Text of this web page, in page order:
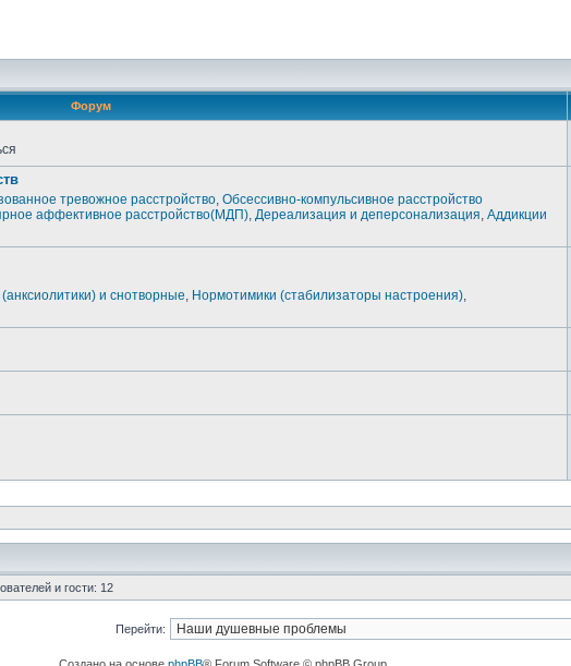
Форум
тревожное расстройство,Обсессивно-компульсивное расстройство
аффективное расстройство(МДП),Дереализация и деперсонализация,Аддикции
и снотворные, Нормотимики (стабилизаторы настроения),
и гости: 12
Перейти: